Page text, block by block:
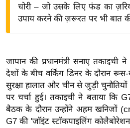
वि
शे
ष
ज्ञ
रा
य
चोरी – जो उसके लिए फंड का
उपाय करने की ज़रूरत पर भी बात
जापान की प्रधानमंत्री सनाए तकाइची
देशों के बीच वर्किंग डिनर के दौरान
सुरक्षा हालात और चीन से जुड़ी
पर चर्चा हुई। तकाइची ने बताया
बैठक के दौरान उन्होंने अहम खनिजों
G7 की 'जॉइंट स्टॉकपाइलिंग